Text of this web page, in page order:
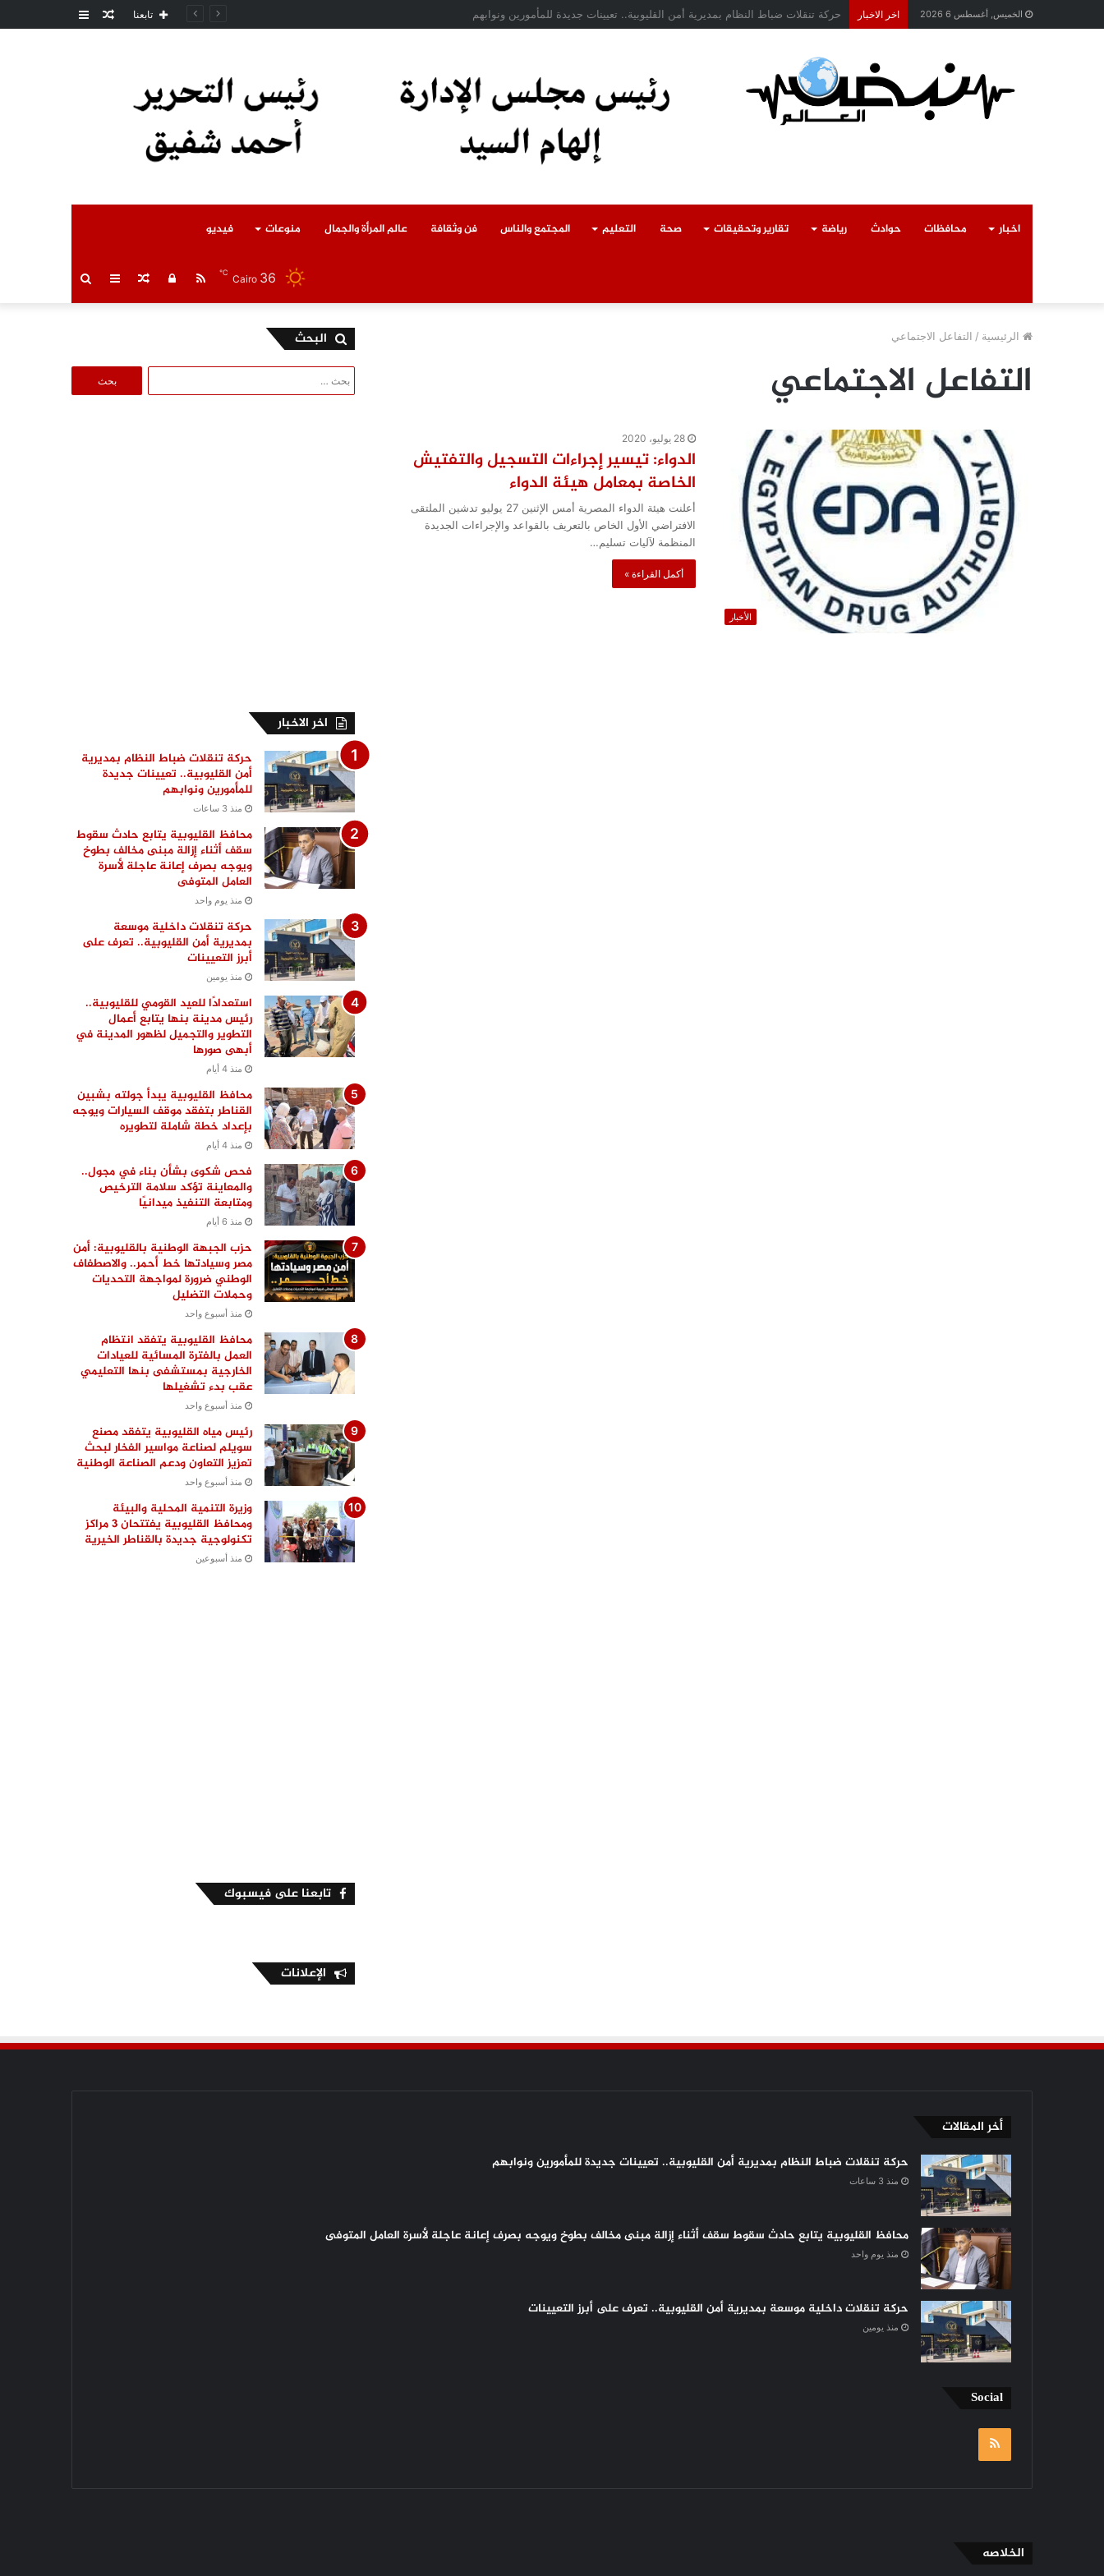
الخميس, أغسطس 6 2026 اخر الاخبار محافظ القليوبية يتابع حادث سقوط سقف أثناء إزالة مبنى مخالف بطوخ ويوجه بصرف إعانة عاجلة لأسرة العامل المتوفى عمودمقال تابعنا
اخبار محافظات حوادث رياضة تقارير وتحقيقات صحة التعليم المجتمع والناس فن وثقافة عالم المرأة والجمال منوعات فيديو
بحث عمود مقالتسجيل RSS Cairo 36
℃
الرئيسية / التفاعل الاجتماعي
التفاعل الاجتماعي
الأخبار
28 يوليو، 2020
الدواء: تيسير إجراءات التسجيل والتفتيش
الخاصة بمعامل هيئة الدواء
أعلنت هيئة الدواء المصرية أمس الإثنين 27 يوليو تدشين الملتقى
الافتراضي الأول الخاص بالتعريف بالقواعد والإجراءات الجديدة
المنظمة لآليات تسليم…
أكمل القراءة »
البحث
عن:
اخر الاخبار
حركة تنقلات ضباط النظام بمديرية
أمن القليوبية.. تعيينات جديدة
للمأمورين ونوابهم
منذ 3 ساعات
محافظ القليوبية يتابع حادث سقوط
سقف أثناء إزالة مبنى مخالف بطوخ
ويوجه بصرف إعانة عاجلة لأسرة
العامل المتوفى
منذ يوم واحد
حركة تنقلات داخلية موسعة
بمديرية أمن القليوبية.. تعرف على
أبرز التعيينات
منذ يومين
استعدادًا للعيد القومي للقليوبية..
رئيس مدينة بنها يتابع أعمال
التطوير والتجميل لظهور المدينة في
أبهى صورها
منذ 4 أيام
محافظ القليوبية يبدأ جولته بشبين
القناطر بتفقد موقف السيارات ويوجه
بإعداد خطة شاملة لتطويره
منذ 4 أيام
فحص شكوى بشأن بناء في مجول..
والمعاينة تؤكد سلامة الترخيص
ومتابعة التنفيذ ميدانيًا
منذ 6 أيام
حزب الجبهة الوطنية بالقليوبية: أمن
مصر وسيادتها خط أحمر.. والاصطفاف
الوطني ضرورة لمواجهة التحديات
وحملات التضليل
منذ أسبوع واحد
محافظ القليوبية يتفقد انتظام
العمل بالفترة المسائية للعيادات
الخارجية بمستشفى بنها التعليمي
عقب بدء تشغيلها
منذ أسبوع واحد
رئيس مياه القليوبية يتفقد مصنع
سويلم لصناعة مواسير الفخار لبحث
تعزيز التعاون ودعم الصناعة الوطنية
منذ أسبوع واحد
وزيرة التنمية المحلية والبيئة
ومحافظ القليوبية يفتتحان 3 مراكز
تكنولوجية جديدة بالقناطر الخيرية
منذ أسبوعين
تابعنا على فيسبوك
الإعلانات
أخر المقالات
حركة تنقلات ضباط النظام بمديرية أمن القليوبية.. تعيينات جديدة للمأمورين ونوابهم
منذ 3 ساعات
محافظ القليوبية يتابع حادث سقوط سقف أثناء إزالة مبنى مخالف بطوخ ويوجه بصرف إعانة عاجلة لأسرة العامل المتوفى
منذ يوم واحد
حركة تنقلات داخلية موسعة بمديرية أمن القليوبية.. تعرف على أبرز التعيينات
منذ يومين
Social
RSS
الخلاصه